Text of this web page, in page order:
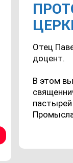
Отец
доцент.
В этом